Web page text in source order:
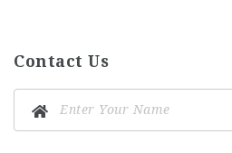
Contact Us